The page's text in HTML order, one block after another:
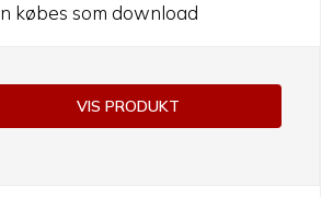
købes som download
VIS PRODUKT